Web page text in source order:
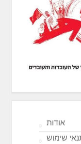
אודות
שימוש